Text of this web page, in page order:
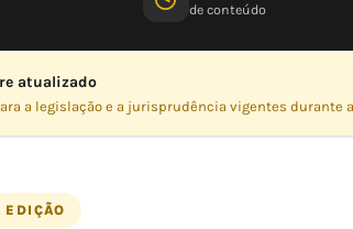
de conteúdo
atualizado
a legislação e a jurisprudência vigentes durante
EDIÇÃO